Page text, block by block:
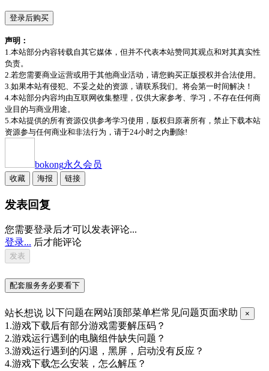
登录后购买
声明：
1.本站部分内容转载自其它媒体，但并不代表本站赞同其观点和对其真实性
负责。
2.若您需要商业运营或用于其他商业活动，请您购买正版授权并合法使用。
3.如果本站有侵犯、不妥之处的资源，请联系我们。将会第一时间解决！
4.本站部分内容均由互联网收集整理，仅供大家参考、学习，不存在任何商
业目的与商业用途。
5.本站提供的所有资源仅供参考学习使用，版权归原著所有，禁止下载本站
资源参与任何商业和非法行为，请于24小时之内删除!
bokong永久会员
收藏 海报 链接
发表回复
您需要登录后才可以发表评论...
登录... 后才能评论
配套服务务必要看下
站长想说 以下问题在网站顶部菜单栏常见问题页面求助 ×
1.游戏下载后有部分游戏需要解压码？
2.游戏运行遇到的电脑组件缺失问题？
3.游戏运行遇到的闪退，黑屏，启动没有反应？
4.游戏下载怎么安装，怎么解压？